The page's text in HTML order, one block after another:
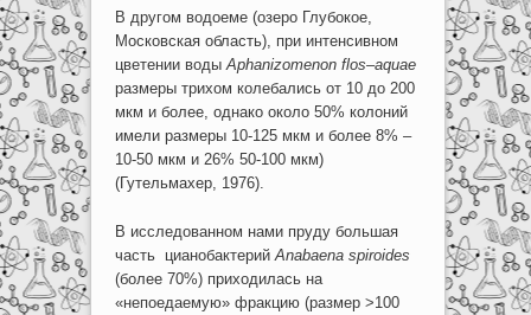
В другом водоеме (озеро Глубокое,
Московская область), при интенсивном
цветении воды Aphanizomenon flos–aquae
размеры трихом колебались от 10 до 200
мкм и более, однако около 50% колоний
имели размеры 10-125 мкм и более 8% –
10-50 мкм и 26% 50-100 мкм)
(Гутельмахер, 1976).
В исследованном нами пруду большая
часть цианобактерий Anabaena spiroides
(более 70%) приходилась на
«непоедаемую» фракцию (размер >100